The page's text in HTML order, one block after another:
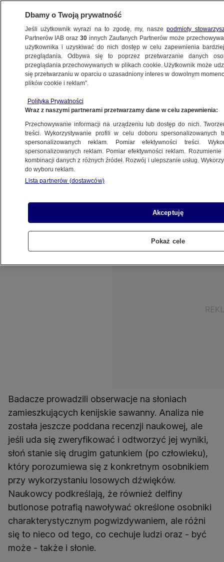
METEO
CIEKAWOSTKI
9.09.2023, 12:38
Udostępnij
Dzięki najnowszym badaniom, odkryto
zaskakującą umiejętność słoni. Jak twierdzą
naukowcy, okazuje się, że zwierzęta te potrafią
podczas sporadycznego wykrzykiwania ich
"imion".
Badacze prowadzili obserwacje na słoniach
zamieszkujących kenijskie sawanny. Analiza nie
została jeszcze poddana recenzji naukowej, ale
jeśli uda się zweryfikować i odtworzyć jej wyniki,
słoń stanie się drugim gatunkiem (po człowieku),
który porozumiewa się z konkretnym osobnikiem
przy wykorzystaniu losowych dźwięków.
Naukowcy podkreślają, że również delfiny
butlonose potrafią nawoływać określone osobniki
charakterystycznym pogwizdywaniem, ale różni
się to nieco od tego, co cechuje ludzi oraz - być
może - także i słonie.
Dbamy o Twoją prywatność
Jeśli użytkownik wyrazi na to zgodę, my, naszepodmioty
Partnerów IAB oraz30 innych Zaufanych Partnerów może
użytkownika i uzyskiwać do nich dostęp w celu zapewnienia
przeglądania. Odbywa się to poprzez przetwarzanie danych
przeglądania przechowywanych w plikach cookie. Użytkownik może
się przetwarzaniu w oparciu o uzasadniony interes w dowolnym
plików cookie i reklam”.
Polityka Prywatności
Wraz z naszymi partnerami przetwarzamy dane w celu zapewnienia:
Przechowywanie informacji na urządzeniu lub dostęp do nich.
treści. Wykorzystywanie profili w celu doboru spersonalizowanych
spersonalizowanych reklam. Pomiar efektywności treści.
spersonalizowanych reklam. Pomiar efektywności reklam.
kombinacji danych z różnych źródeł. Rozwój i ulepszanie usług.
do wyboru reklam.
Lista partnerów (dostawców)
Akceptuję
Pokaż cele